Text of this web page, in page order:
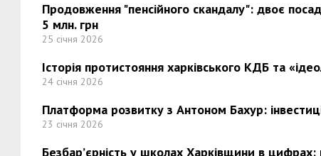
Продовження "пенсійного скандалу": двоє
5 млн. грн
25 січня 2026
Історія протистояння харківського КДБ та
24 січня 2026
Платформа розвитку з Антоном Бахур:
23 січня 2026
Безбар’єрність у школах Харківщини в